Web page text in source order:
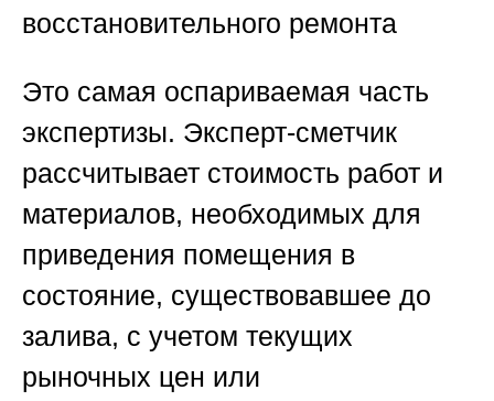
восстановительного ремонта
Это самая оспариваемая часть
экспертизы. Эксперт-сметчик
рассчитывает стоимость работ и
материалов, необходимых для
приведения помещения в
состояние, существовавшее до
залива, с учетом текущих
рыночных цен или